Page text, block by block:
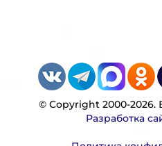
© Copyright 2000-
Разработка